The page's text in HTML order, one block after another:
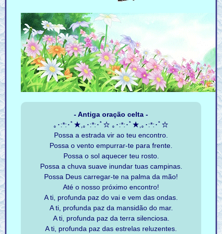
- Antiga oração celta -
｡･:*:･ﾟ★,｡･:*:･ﾟ☆ ｡･:*:･ﾟ★,｡･:*:･ﾟ☆
Possa a estrada vir ao teu encontro.
Possa o vento empurrar-te para frente.
Possa o sol aquecer teu rosto.
Possa a chuva suave inundar tuas campinas.
Possa Deus carregar-te na palma da mão!
Até o nosso próximo encontro!
A ti, profunda paz do vai e vem das ondas.
A ti, profunda paz da mansidão do mar.
A ti, profunda paz da terra silenciosa.
A ti, profunda paz das estrelas reluzentes.